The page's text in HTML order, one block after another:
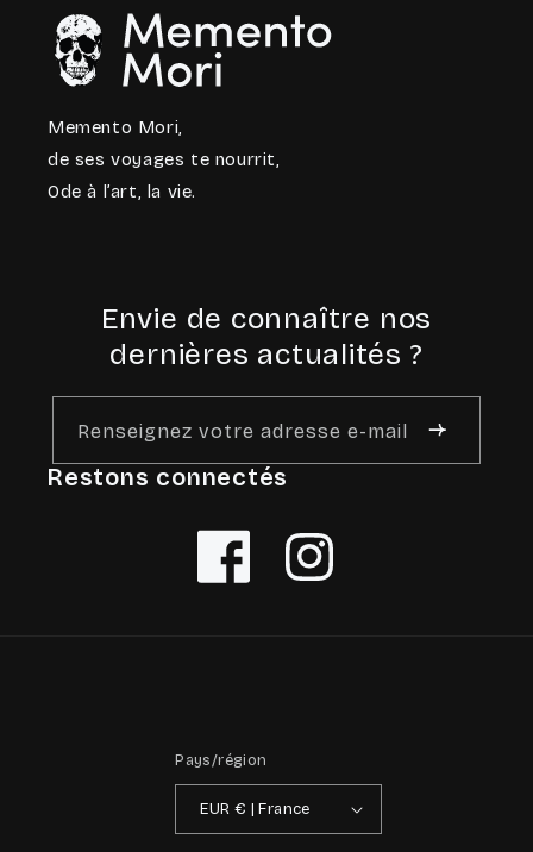
Memento Mori,
de ses voyages te nourrit,
Ode à l’art, la vie.
Envie de connaître nos
dernières actualités ?
Renseignez votre adresse e-mail
Restons connectés
Facebook Instagram
Pays/région
EUR € | France